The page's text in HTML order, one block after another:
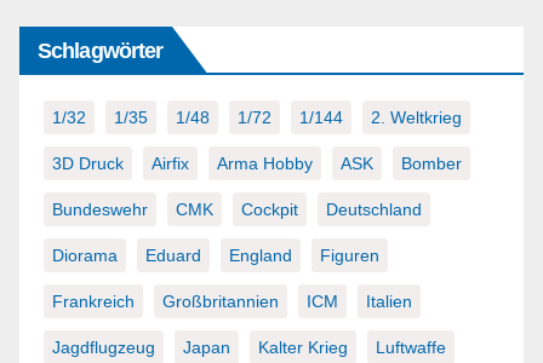
Schlagwörter
1/32 1/35 1/48 1/72 1/144 2. Weltkrieg
3D Druck Airfix Arma Hobby ASK Bomber
Bundeswehr CMK Cockpit Deutschland
Diorama Eduard England Figuren
Frankreich Großbritannien ICM Italien
Jagdflugzeug Japan Kalter Krieg Luftwaffe